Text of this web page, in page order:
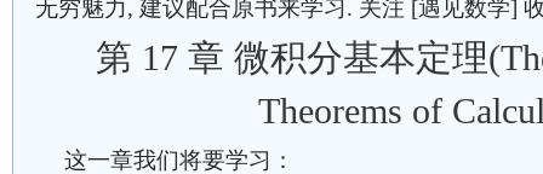
无穷魅力, 建议配合原书来学习. 关注 [遇见数学]
第 17 章 微积分基本定理
Theorems of
这一章我们将要学习：